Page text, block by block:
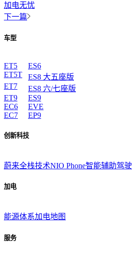
加电无忧
下一篇
车型
ET5
ET5T
ET7
ET9
EC6
EC7
ES6
ES8 大五座版
ES8 六/七座版
ES9
EVE
EP9
创新科技
蔚来全栈技术NIO Phone智能辅助驾驶
加电
能源体系加电地图
服务